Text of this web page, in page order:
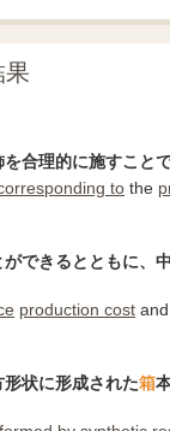
合理的に施すことで
to the
できるとともに、
production cost and
状に形成された箱